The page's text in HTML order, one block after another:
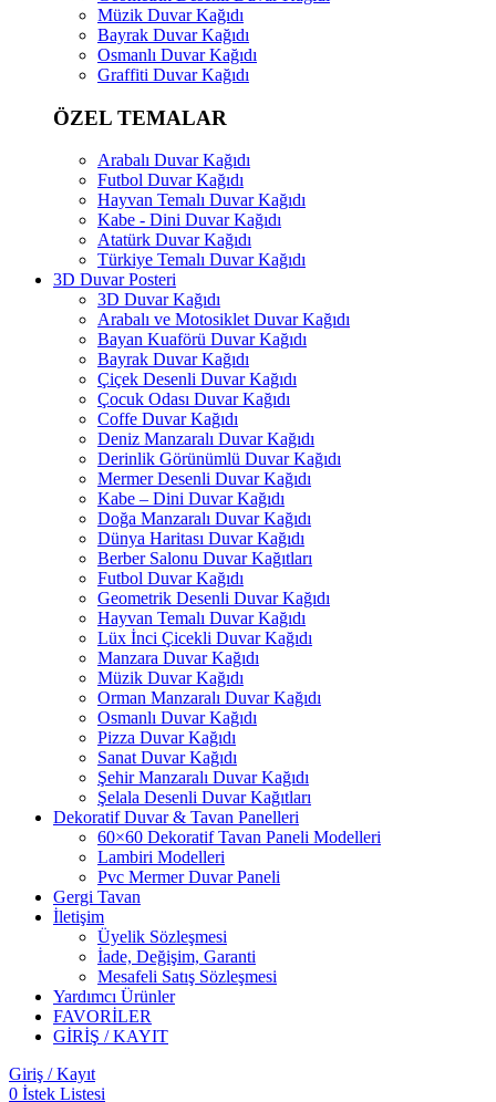
Müzik Duvar Kağıdı
Bayrak Duvar Kağıdı
Osmanlı Duvar Kağıdı
Graffiti Duvar Kağıdı
ÖZEL TEMALAR
Arabalı Duvar Kağıdı
Futbol Duvar Kağıdı
Hayvan Temalı Duvar Kağıdı
Kabe - Dini Duvar Kağıdı
Atatürk Duvar Kağıdı
Türkiye Temalı Duvar Kağıdı
3D Duvar Posteri
3D Duvar Kağıdı
Arabalı ve Motosiklet Duvar Kağıdı
Bayan Kuaförü Duvar Kağıdı
Bayrak Duvar Kağıdı
Çiçek Desenli Duvar Kağıdı
Çocuk Odası Duvar Kağıdı
Coffe Duvar Kağıdı
Deniz Manzaralı Duvar Kağıdı
Derinlik Görünümlü Duvar Kağıdı
Mermer Desenli Duvar Kağıdı
Kabe – Dini Duvar Kağıdı
Doğa Manzaralı Duvar Kağıdı
Dünya Haritası Duvar Kağıdı
Berber Salonu Duvar Kağıtları
Futbol Duvar Kağıdı
Geometrik Desenli Duvar Kağıdı
Hayvan Temalı Duvar Kağıdı
Lüx İnci Çicekli Duvar Kağıdı
Manzara Duvar Kağıdı
Müzik Duvar Kağıdı
Orman Manzaralı Duvar Kağıdı
Osmanlı Duvar Kağıdı
Pizza Duvar Kağıdı
Sanat Duvar Kağıdı
Şehir Manzaralı Duvar Kağıdı
Şelala Desenli Duvar Kağıtları
Dekoratif Duvar & Tavan Panelleri
60×60 Dekoratif Tavan Paneli Modelleri
Lambiri Modelleri
Pvc Mermer Duvar Paneli
Gergi Tavan
İletişim
Üyelik Sözleşmesi
İade, Değişim, Garanti
Mesafeli Satış Sözleşmesi
Yardımcı Ürünler
FAVORİLER
GİRİŞ / KAYIT
Giriş / Kayıt
0 İstek Listesi